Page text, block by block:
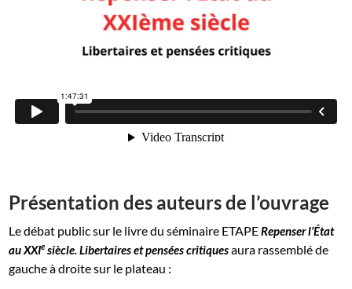
Présentation des auteurs de l’ouvrage
Le débat public sur le livre du séminaire ETAPERepenser l’État
au XXIe siècle. Libertaires et pensées critiquesaura rassemblé de
gauche à droite sur le plateau :